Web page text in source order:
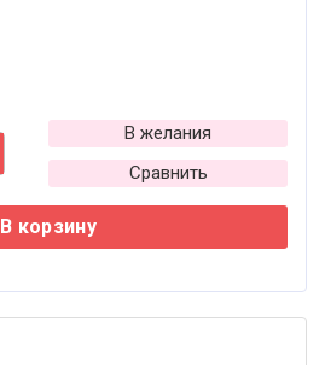
В желания
Сравнить
В корзину